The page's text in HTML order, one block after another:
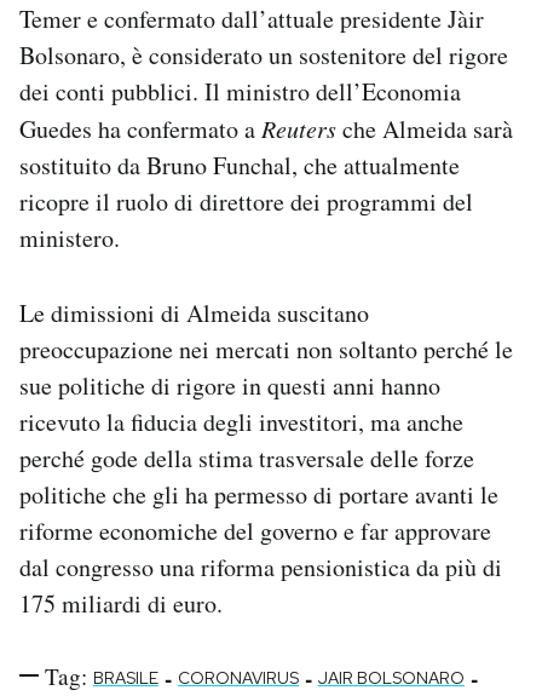
Temer e confermato dall’attuale presidente Jàir
Bolsonaro, è considerato un sostenitore del rigore
dei conti pubblici. Il ministro dell’Economia
Guedes ha confermato a Reutersche Almeida sarà
sostituito da Bruno Funchal, che attualmente
ricopre il ruolo di direttore dei programmi del
ministero.
Le dimissioni di Almeida suscitano
preoccupazione nei mercati non soltanto perché le
sue politiche di rigore in questi anni hanno
ricevuto la fiducia degli investitori, ma anche
perché gode della stima trasversale delle forze
politiche che gli ha permesso di portare avanti le
riforme economiche del governo e far approvare
dal congresso una riforma pensionistica da più di
175 miliardi di euro.
Tag: BRASILE - CORONAVIRUS - JAIR BOLSONARO -